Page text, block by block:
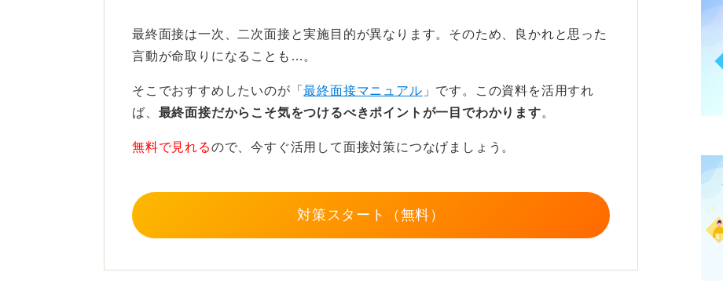
にしよう
準備としては、自己理解を深めておくのが必要です。
自分自身の強みや仕事に対する意欲を整理しつつ、そのなかで自分がグループの
しましょう。
最終面接は一次、二次面接と実施目的が異なります。そのため、良かれと思った
言動が命取りになることも…。
そこでおすすめしたいのが「最終面接マニュアル 」です。この資料を活用すれ
ば、 最終面接だからこそ気をつけるべきポイントが一目でわかります。
無料で見れるので、今すぐ活用して面接対策につなげましょう。
対策スタート（無料）